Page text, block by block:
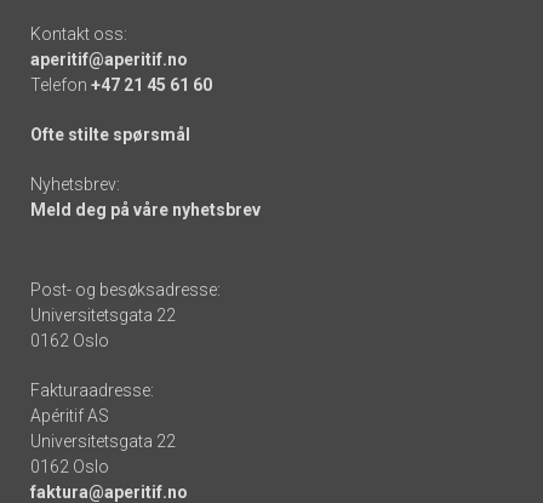
Kontakt oss:
aperitif@aperitif.no
Telefon +47 21 45 61 60
Ofte stilte spørsmål
Nyhetsbrev:
Meld deg på våre nyhetsbrev
Post- og besøksadresse:
Universitetsgata 22
0162 Oslo
Fakturaadresse:
Apéritif AS
Universitetsgata 22
0162 Oslo
faktura@aperitif.no